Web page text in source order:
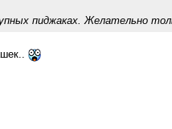
пиджаках. Желательно